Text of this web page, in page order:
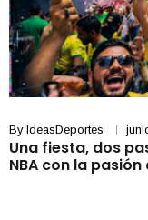
By IdeasDeportes
Una fiesta, dos
NBA con la